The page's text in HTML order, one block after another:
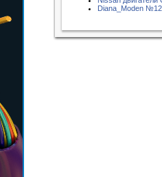
Diana_Moden